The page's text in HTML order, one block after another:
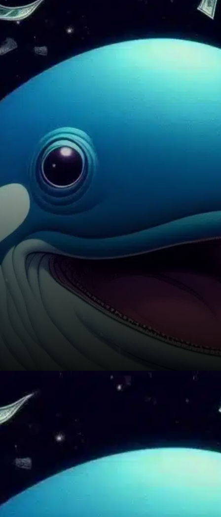
Dans un mouvement
spectaculaire qui fait tourner
les têtes au sein de la
communauté
cryptographique, le célèbre
trader et baleine hyperliquide
James Wynn a pris une
position…